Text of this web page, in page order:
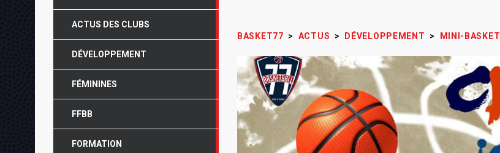
BASKET77 > ACTUS > DÉVELOPPEMENT > MINI-BASKET
ACTUS DES CLUBS
DÉVELOPPEMENT
FÉMININES
FFBB
FORMATION